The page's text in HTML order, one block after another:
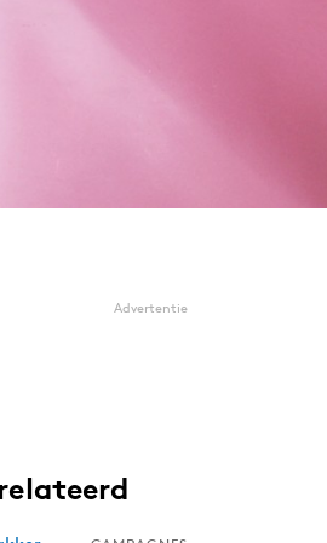
Advertentie